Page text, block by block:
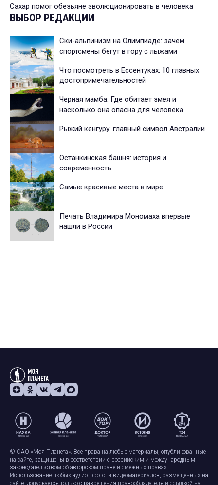
Сахар помог обезьяне эволюционировать в человека
ВЫБОР РЕДАКЦИИ
Ски-альпинизм на Олимпиаде: зачем
спортсмены бегут в гору с лыжами
Что посмотреть в Ессентуках: 10 главных
достопримечательностей
Черная мамба. Где обитает змея и
насколько она опасна для человека
Рыжий кенгуру: главный символ Австралии
Останкинская башня: история и
современность
Самые красивые места в мире
Печать Владимира Мономаха впервые
нашли в России
© ОАО «Моя Планета». Все права на любые материалы, опубликованные
на сайте, защищены в соответствии с российским и международным
законодательством об авторском праве и смежных правах.
Использование любых аудио-, фото- и видеоматериалов, размещенных на
сайте, допускается только с разрешения правообладателя и ссылкой на